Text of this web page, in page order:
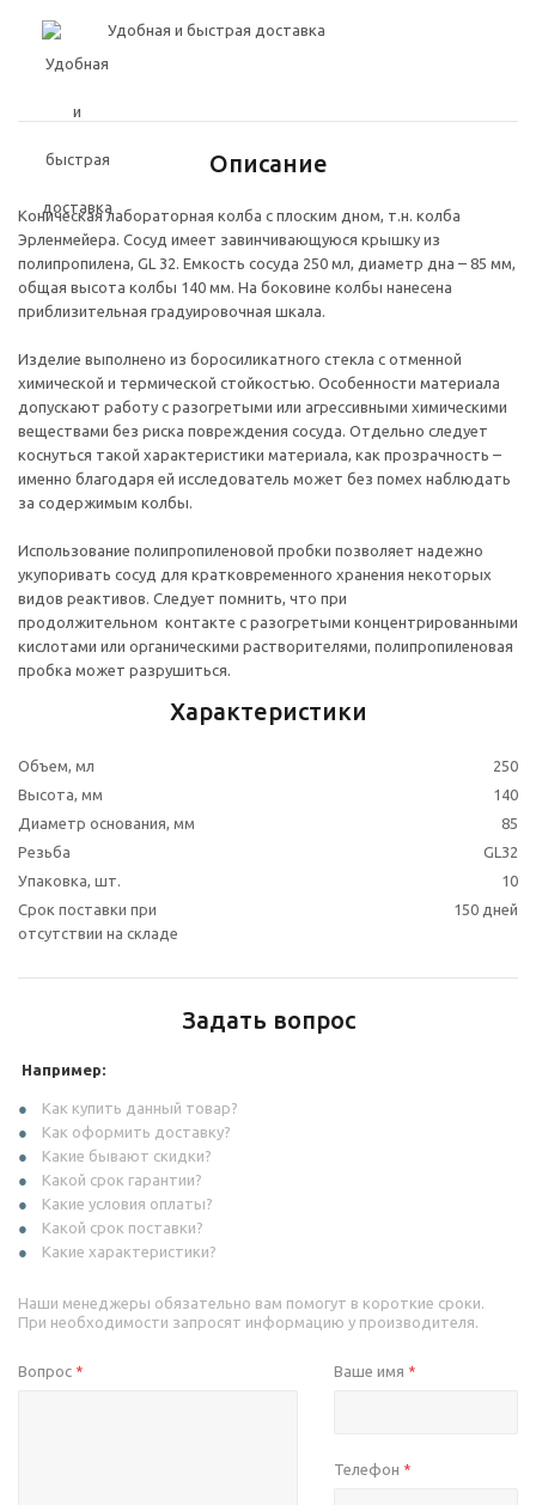
Удобная и быстрая доставка
Описание
Коническая лабораторная колба с плоским дном, т.н. колба
Эрленмейера. Сосуд имеет завинчивающуюся крышку из
полипропилена, GL 32. Емкость сосуда 250 мл, диаметр дна – 85 мм,
общая высота колбы 140 мм. На боковине колбы нанесена
приблизительная градуировочная шкала.
Изделие выполнено из боросиликатного стекла с отменной
химической и термической стойкостью. Особенности материала
допускают работу с разогретыми или агрессивными химическими
веществами без риска повреждения сосуда. Отдельно следует
коснуться такой характеристики материала, как прозрачность –
именно благодаря ей исследователь может без помех наблюдать
за содержимым колбы.
Использование полипропиленовой пробки позволяет надежно
укупоривать сосуд для кратковременного хранения некоторых
видов реактивов. Следует помнить, что при
продолжительном контакте с разогретыми концентрированными
кислотами или органическими растворителями, полипропиленовая
пробка может разрушиться.
Характеристики
Объем, мл
250
Высота, мм
140
Диаметр основания, мм
85
Резьба
GL32
Упаковка, шт.
10
Срок поставки при
отсутствии на складе
150 дней
Задать вопрос
Например:
Как купить данный товар?
Как оформить доставку?
Какие бывают скидки?
Какой срок гарантии?
Какие условия оплаты?
Какой срок поставки?
Какие характеристики?
Наши менеджеры обязательно вам помогут в короткие сроки.
При необходимости запросят информацию у производителя.
Вопрос * Ваше имя *
Телефон *